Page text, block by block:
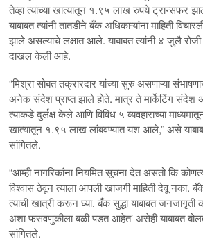
तेव्हा त्यांच्या खात्यातून १.९५ लाख रुपये ट्रान्सफर
याबाबत त्यांनी तातडीने बँक अधिकाऱ्यांना माहिती
झाले असल्याचे लक्षात आले. याबाबत त्यांनी ४ जुलै रोजी
दाखल केली आहे.
“मिश्रा सोबत तक्रारदार यांच्या सुरु असणाऱ्या
अनेक संदेश प्राप्त झाले होते. मात्र ते मार्केटिंग
त्याकडे दुर्लक्ष केले आणि विविध ५ व्यवहाराच्या
खात्यातून १.९५ लाख लांबवण्यात यश आले,” असे
सांगितले.
“आम्ही नागरिकांना नियमित सूचना देत असतो कि
विश्वास ठेवून त्याला आपली खाजगी माहिती देवू
त्याची खात्री करून घ्या. बँक सुद्धा याबाबत
अशा फसवणुकीला बळी पडत आहेत’ असेही याबाबत
सांगितले.